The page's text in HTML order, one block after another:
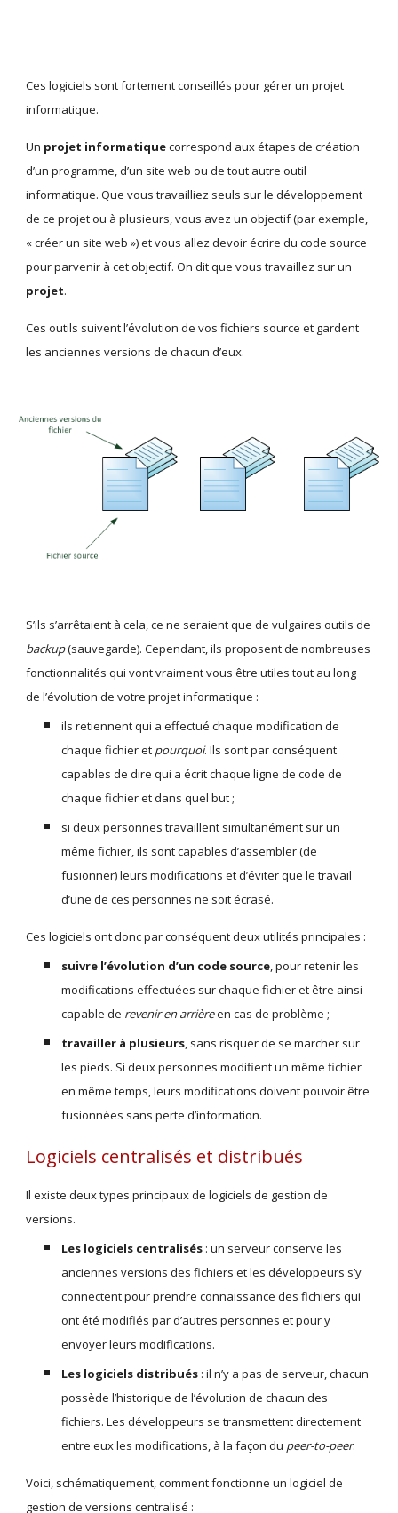
Ces logiciels sont fortement conseillés pour gérer un projet
informatique.
Un projet informatique correspond aux étapes de création
d’un programme, d’un site web ou de tout autre outil
informatique. Que vous travailliez seuls sur le développement
de ce projet ou à plusieurs, vous avez un objectif (par exemple,
« créer un site web ») et vous allez devoir écrire du code source
projet.
Ces outils suivent l’évolution de vos fichiers source et gardent
les anciennes versions de chacun d’eux.
backup (sauvegarde). Cependant, ils proposent de nombreuses
fonctionnalités qui vont vraiment vous être utiles tout au long
de l’évolution de votre projet informatique :
ils retiennent qui a effectué chaque modification de
chaque fichier et pourquoi. Ils sont par conséquent
capables de dire qui a écrit chaque ligne de code de
chaque fichier et dans quel but ;
si deux personnes travaillent simultanément sur un
même fichier, ils sont capables d’assembler (de
fusionner) leurs modifications et d’éviter que le travail
d’une de ces personnes ne soit écrasé.
Ces logiciels ont donc par conséquent deux utilités principales :
suivre l’évolution d’un code source, pour retenir les
modifications effectuées sur chaque fichier et être ainsi
capable de revenir en arrière en cas de problème ;
travailler à plusieurs, sans risquer de se marcher sur
les pieds. Si deux personnes modifient un même fichier
en même temps, leurs modifications doivent pouvoir être
fusionnées sans perte d’information.
Logiciels centralisés et distribués
Il existe deux types principaux de logiciels de gestion de
versions.
Les logiciels centralisés : un serveur conserve les
anciennes versions des fichiers et les développeurs s’y
connectent pour prendre connaissance des fichiers qui
ont été modifiés par d’autres personnes et pour y
envoyer leurs modifications.
Les logiciels distribués : il n’y a pas de serveur, chacun
possède l’historique de l’évolution de chacun des
fichiers. Les développeurs se transmettent directement
entre eux les modifications, à la façon du peer-to-peer.
Voici, schématiquement, comment fonctionne un logiciel de
gestion de versions centralisé :